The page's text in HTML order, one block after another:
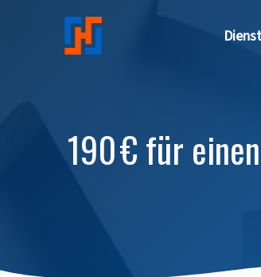
190 € für